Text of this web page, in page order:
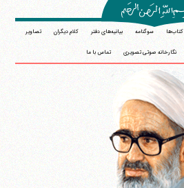
کتاب‌ها سوگنامه بیانیه‌های دفتر کلام دیگران تصاویر
نگارخانه صوتی تصویری تماس با ما